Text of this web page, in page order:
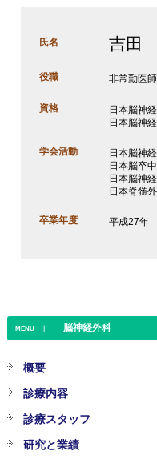
氏名 吉田
役職 非常勤医師
資格
日本脳神
日本脳神
学会活動
日本脳神
日本脳卒
日本脳神
日本脊髄
卒業年度 平成27年
MENU ｜ 脳神経外科
概要
診療内容
診療スタッフ
研究と業績